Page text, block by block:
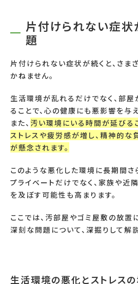
片付けられない症状
題
片付けられない症状が続くと、さま
かねません。
生活環境が乱れるだけでなく、部
ることで、心の健康にも悪影響を与
また、 汚い環境にいる時間が延びる
ストレスや疲労感が増し、精神的な
が懸念されます。
このような悪化した環境に長期間さ
プライベートだけでなく、家族や近
を及ぼす可能性も高まります。
ここでは、汚部屋やゴミ屋敷の放置
深刻な問題について、深掘りして解説
生活環境の悪化とストレス